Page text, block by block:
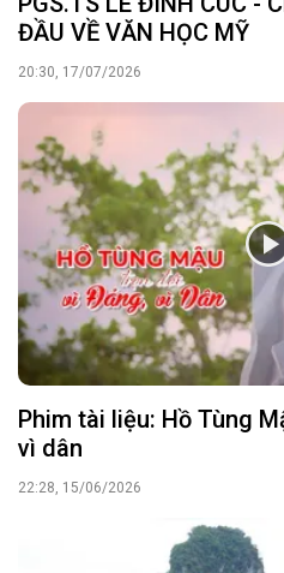
ĐẦU VỀ VĂN HỌC MỸ
20:30, 17/07/2026
Phim tài liệu: Hồ Tùng
vì dân
22:28, 15/06/2026